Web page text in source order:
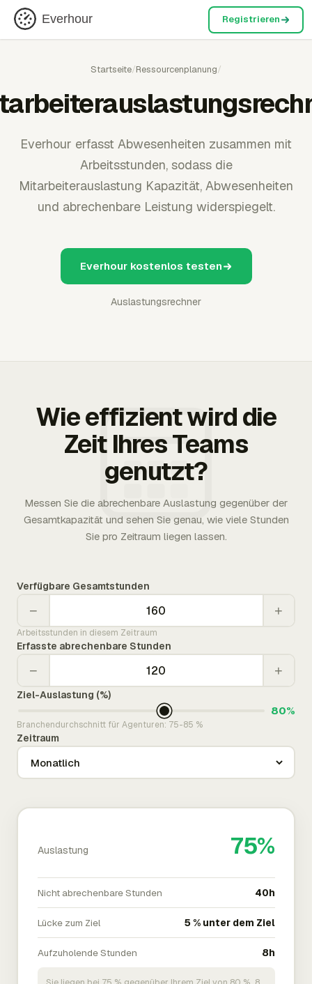
Everhour Registrieren
Startseite/Ressourcenplanung/
Everhour erfasst Abwesenheiten zusammen mit
Arbeitsstunden, sodass die
Mitarbeiterauslastung Kapazität, Abwesenheiten
und abrechenbare Leistung widerspiegelt.
Everhour kostenlos testen
Auslastungsrechner
Wie effizient wird die
Zeit Ihres Teams
genutzt?
Messen Sie die abrechenbare Auslastung gegenüber der
Gesamtkapazität und sehen Sie genau, wie viele Stunden
Sie pro Zeitraum liegen lassen.
Verfügbare Gesamtstunden
− +
Arbeitsstunden in diesem Zeitraum
Erfasste abrechenbare Stunden
− +
Ziel-Auslastung (%)
80%
Branchendurchschnitt für Agenturen: 75-85 %
Zeitraum
Auslastung 75%
Nicht abrechenbare Stunden 40h
Lücke zum Ziel 5 % unter dem Ziel
Aufzuholende Stunden 8h